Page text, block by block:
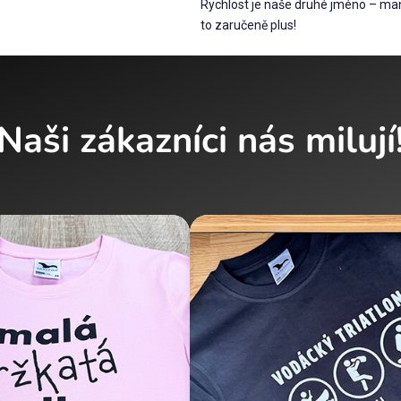
Rychlost je naše druhé jméno –
to zaručeně plus!
zákazníci nás